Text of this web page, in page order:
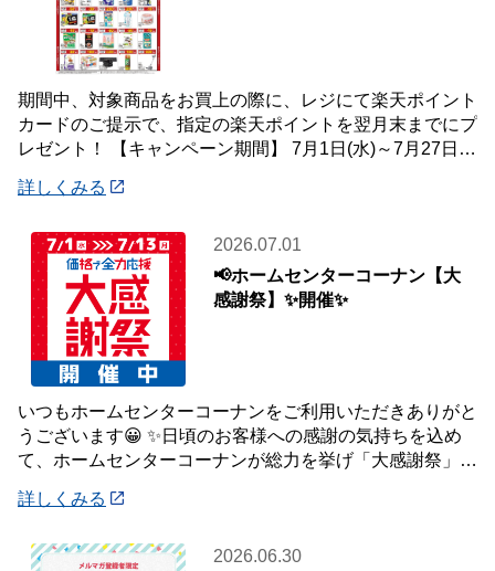
期間中、対象商品をお買上の際に、レジにて楽天ポイント
カードのご提示で、指定の楽天ポイントを翌月末までにプ
レゼント！ 【キャンペーン期間】 7月1日(水)～7月27日
詳しくみる
2026.07.01
📢ホームセンターコーナン【大
感謝祭】✨開催✨
いつもホームセンターコーナンをご利用いただきありがと
うございます😀 ✨日頃のお客様への感謝の気持ちを込め
て、ホームセンターコーナンが総力を挙げ「大感謝祭」を
詳しくみる
2026.06.30